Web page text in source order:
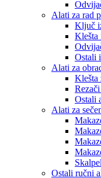
Alati za rad
Ključ
Klešta
Ostali
Alati za
Klešta
Ostali
Alati za
Ostali ručni